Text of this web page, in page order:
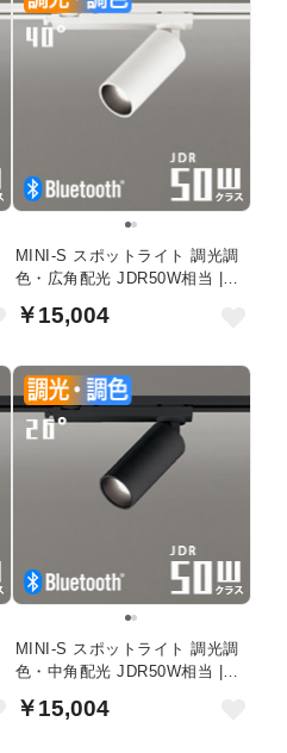
MINI-S スポットライト 調光調
色・広角配光 JDR50W相当 |
￥15,004
MINI-S スポットライト 調光調
色・中角配光 JDR50W相当 |
￥15,004